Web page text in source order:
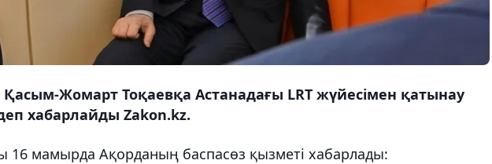
Жомарт Тоқаевқа Астанадағы LRT жүйесімен қатынау
хабарлайды Zakon.kz.
16 мамырда Ақорданың баспасөз қызметі хабарлады: